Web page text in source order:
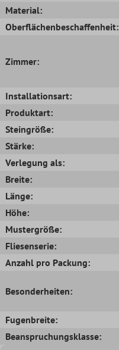
Material:
Oberflächenbeschaffenheit:
Zimmer:
Installationsart:
Produktart:
Steingröße:
Stärke:
Verlegung als:
Breite:
Länge:
Höhe:
Mustergröße:
Fliesenserie:
Anzahl pro Packung:
Besonderheiten:
Fugenbreite:
Beanspruchungsklasse: